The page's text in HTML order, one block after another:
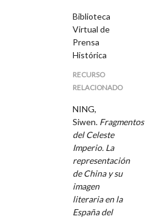
Biblioteca
Virtual de
Prensa
Histórica
RECURSO
RELACIONADO
NING,
Siwen. Fragmentos
del Celeste
Imperio. La
representación
de China y su
imagen
literaria en la
España del